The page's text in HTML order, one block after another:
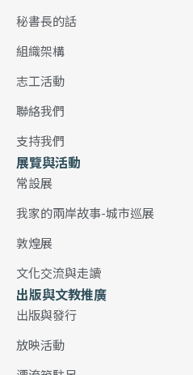
秘書長的話
組織架構
志工活動
聯絡我們
支持我們
展覽與活動
常設展
我家的兩岸故事-城市巡展
敦煌展
文化交流與走讀
出版與文教推廣
出版與發行
放映活動